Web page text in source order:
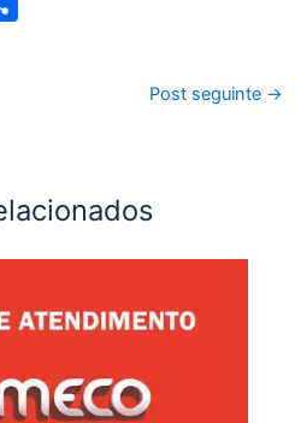
Post seguinte →